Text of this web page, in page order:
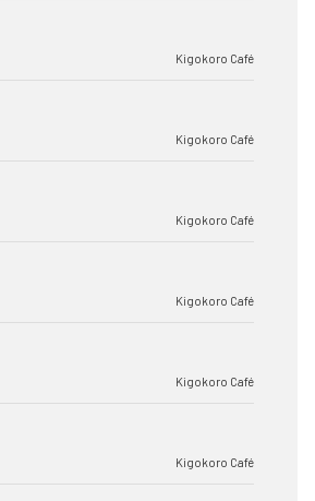
Kigokoro Café
Kigokoro Café
Kigokoro Café
Kigokoro Café
Kigokoro Café
Kigokoro Café